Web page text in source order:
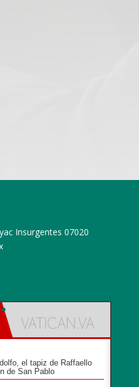
Insurgentes 07020
el tapiz de Raffaello
de San Pablo